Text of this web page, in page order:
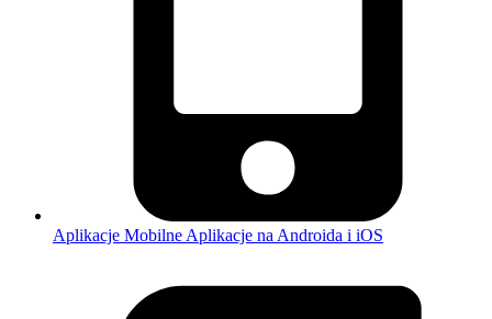
Aplikacje Mobilne Aplikacje na Androida i iOS